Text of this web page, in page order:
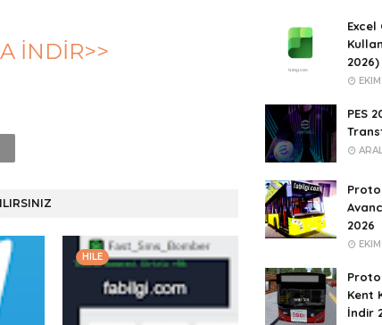
İNDİR>>
HILE
Excel
2026)
PES
2026
Kent
İndir